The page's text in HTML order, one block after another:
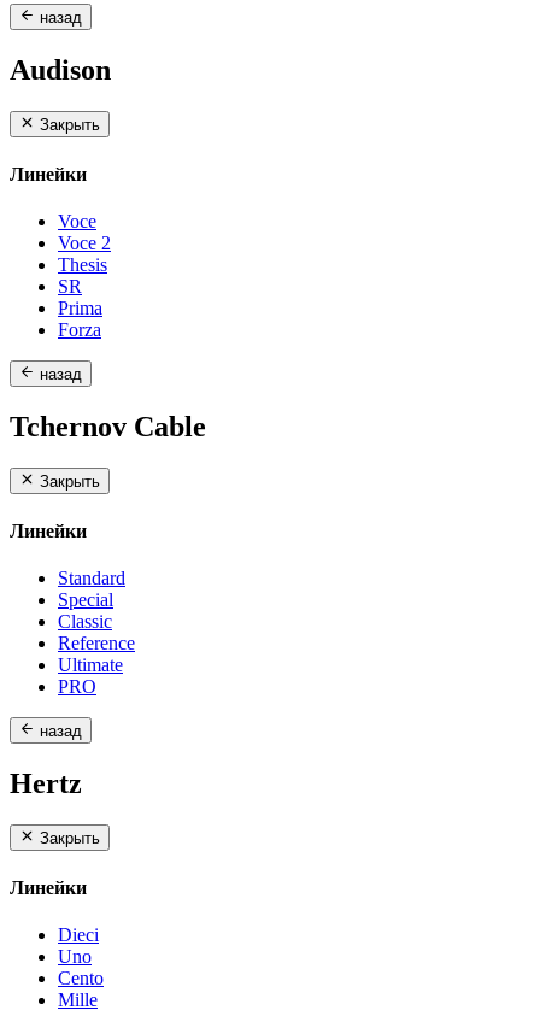
назад
Audison
Закрыть
Линейки
Voce
Voce 2
Thesis
SR
Prima
Forza
назад
Tchernov Cable
Закрыть
Линейки
Standard
Special
Classic
Reference
Ultimate
PRO
назад
Hertz
Закрыть
Линейки
Dieci
Uno
Cento
Mille